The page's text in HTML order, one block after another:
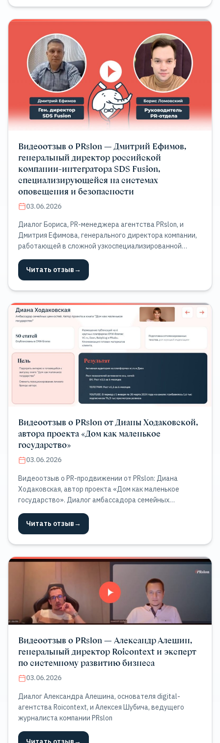
Видеоотзыв о PRslon — Дмитрий Ефимов,
генеральный директор российской
компании-интегратора SDS Fusion,
специализирующейся на системах
оповещения и безопасности
03.06.2026
Диалог Бориса, PR-менеджера агентства PRslon, и
Дмитрия Ефимова, генерального директора компании,
работающей в сложной узкоспециализированной
Читать отзыв→
Видеоотзыв о PRslon от Дианы Ходаковской,
автора проекта «Дом как маленькое
государство»
03.06.2026
Видеоотзыв о PR-продвижении от PRslon: Диана
Ходаковская, автор проекта «Дом как маленькое
государство». Диалог амбассадора семейных
PRslon
Читать отзыв→
Видеоотзыв о PRslon — Александр Алешин,
генеральный директор Roicontext и эксперт
по системному развитию бизнеса
03.06.2026
Диалог Александра Алешина, основателя digital-
агентства Roicontext, и Алексея Шубича, ведущего
журналиста компании PRslon